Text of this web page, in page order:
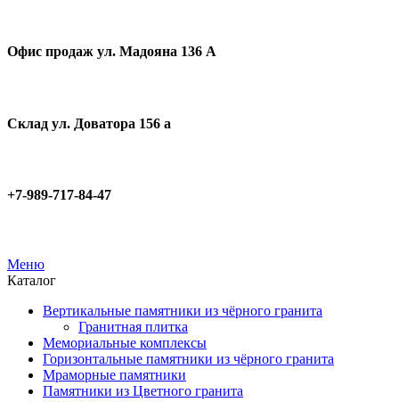
Офис продаж ул. Мадояна 136 А
Склад ул. Доватора 156 а
+7-989-717-84-47
Меню
Каталог
Вертикальные памятники из чёрного гранита
Гранитная плитка
Мемориальные комплексы
Горизонтальные памятники из чёрного гранита
Мраморные памятники
Памятники из Цветного гранита